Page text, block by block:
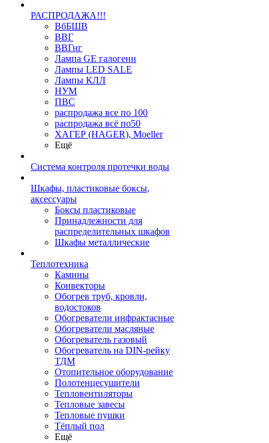
РАСПРОДАЖА!!!
ВбБШВ
ВВГ
ВВГнг
Лампа GE галогенн
Лампы LED SALE
Лампы КЛЛ
НУМ
ПВС
распродажа все по 100
распродажа всё по50
ХАГЕР (HAGER), Moeller
Ещё
Система контроля протечки воды
Шкафы, пластиковые боксы,
аксессуары
Боксы пластиковые
Принадлежности для
распределительных шкафов
Шкафы металлические
Теплотехника
Камины
Конвекторы
Обогрев труб, кровли,
водостоков
Обогреватели инфрактасные
Обогреватели масляные
Обогреватель газовый
Обогреватель на DIN-рейку
ТДМ
Отопительное оборудование
Полотенцесушители
Тепловентиляторы
Тепловые завесы
Тепловые пушки
Тёплый пол
Ещё